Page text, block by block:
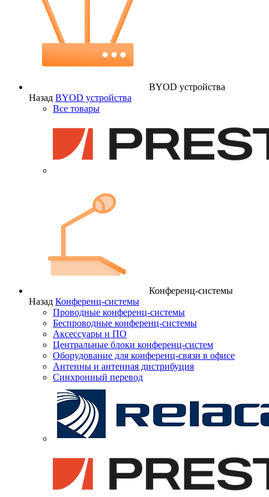
BYOD устройства
Назад BYOD устройства
Все товары
Конференц-системы
Назад Конференц-системы
Проводные конференц-системы
Беспроводные конференц-системы
Аксессуары и ПО
Центральные блоки конференц-систем
Оборудование для конференц-связи в офисе
Антенны и антенная дистрибуция
Синхронный перевод